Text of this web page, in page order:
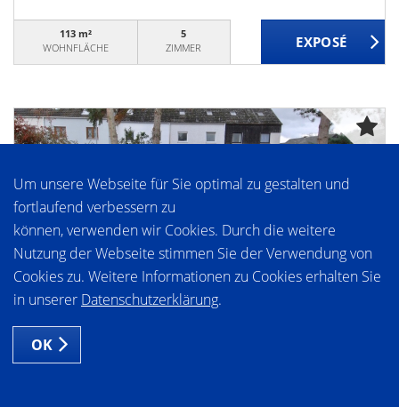
113 m²
WOHNFLÄCHE
5
ZIMMER
8.888.888,- € VERKAUFT
Bodenheim
FAMILIE MIT RIESIGEM GRUNDSTÜCK IN
BODENHEIM!
Reiheneckhaus
Um unsere Webseite für Sie optimal zu gestalten und
fortlaufend verbessern zu
können, verwenden wir Cookies. Durch die weitere
Nutzung der Webseite stimmen Sie der Verwendung von
Cookies zu. Weitere Informationen zu Cookies erhalten Sie
in unserer Datenschutzerklärung.
OK